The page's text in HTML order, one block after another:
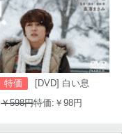
特価
[DVD] 白い息
￥598円特価:￥98円